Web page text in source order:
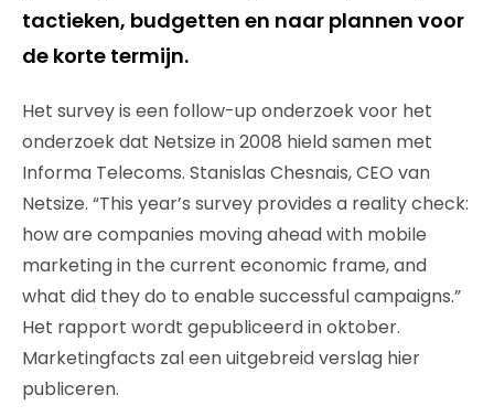
tactieken, budgetten en naar plannen voor
de korte termijn.
Het survey is een follow-up onderzoek voor het
onderzoek dat Netsize in 2008 hield samen met
Informa Telecoms. Stanislas Chesnais, CEO van
Netsize. “This year’s survey provides a reality check:
how are companies moving ahead with mobile
marketing in the current economic frame, and
what did they do to enable successful campaigns.”
Het rapport wordt gepubliceerd in oktober.
Marketingfacts zal een uitgebreid verslag hier
publiceren.